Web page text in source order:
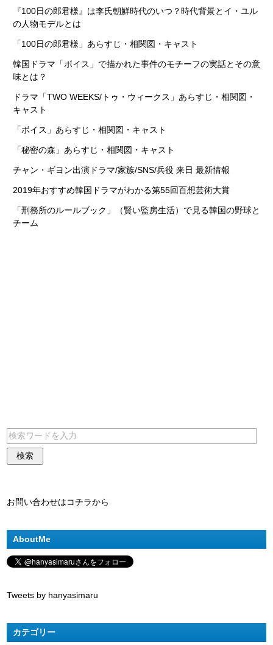
『100日の郎君様』は李氏朝鮮時代のいつ？時代背景とイ・ユル
の人物モデルとは
「100日の郎君様」あらすじ・相関図・キャスト
韓国ドラマ「ボイス」で描かれた事件のモチーフの実話とその意
味とは？
ドラマ「TWO WEEKS/トゥ・ウィークス」あらすじ・相関図・
キャスト
「ボイス」あらすじ・相関図・キャスト
「秘密の森」あらすじ・相関図・キャスト
チャン・ギヨン出演ドラマ/家族/SNS/兵役 来日 最新情報
2019年おすすめ韓国ドラマがわかる第55回百想芸術大賞
「刑務所のルールブック」（賢い監房生活）で見る韓国の野球と
チーム
お問い合わせはコチラから
AboutMe
Tweets by hanyasimaru
カテゴリー